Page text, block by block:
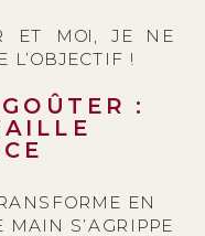
ET MOI, JE NE
L’OBJECTIF !
:
EN
S’AGRIPPE